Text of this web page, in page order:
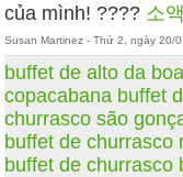
của mình! ???? 소
Susan Martinez - Thứ 2, ngày 20/
buffet de alto da
copacabana buffet
churrasco são
buffet de churrasco
buffet de churrasco